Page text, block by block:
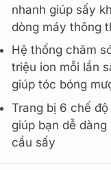
nhanh giúp sấy
dòng máy thông
Hệ thống chăm
triệu ion mỗi lần
giúp tóc bóng
Trang bị 6 chế
giúp bạn dễ
cầu sấy